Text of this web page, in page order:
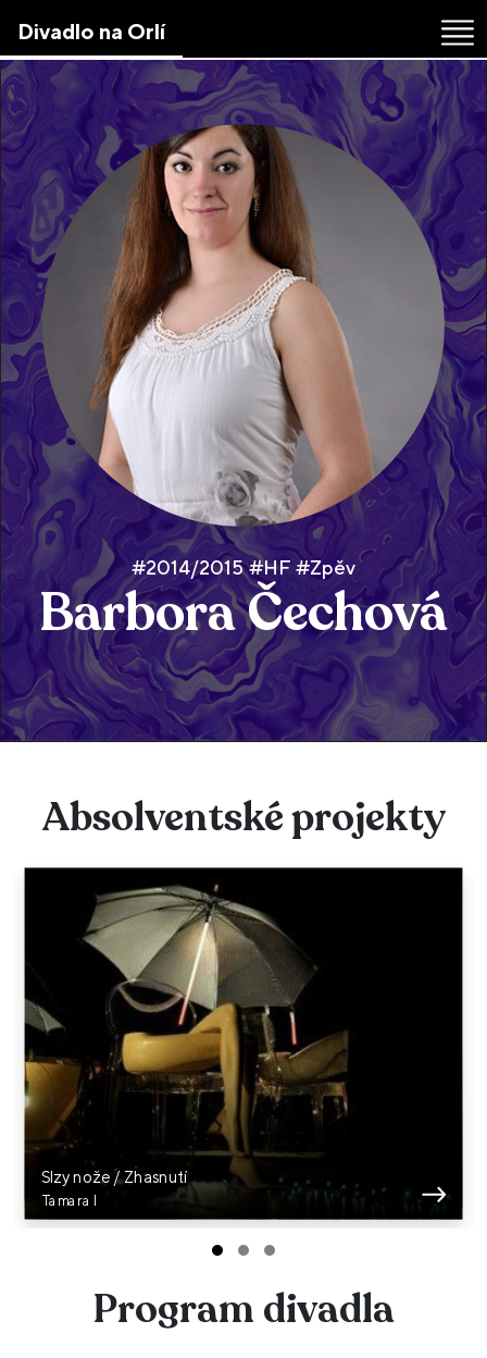
the
content
↷
Divadlo na Orlí
#2014/2015 #HF #Zpěv
Barbora Čechová
Absolventské projekty
Slzy nože / Zhasnutí
Tamara I
Program divadla